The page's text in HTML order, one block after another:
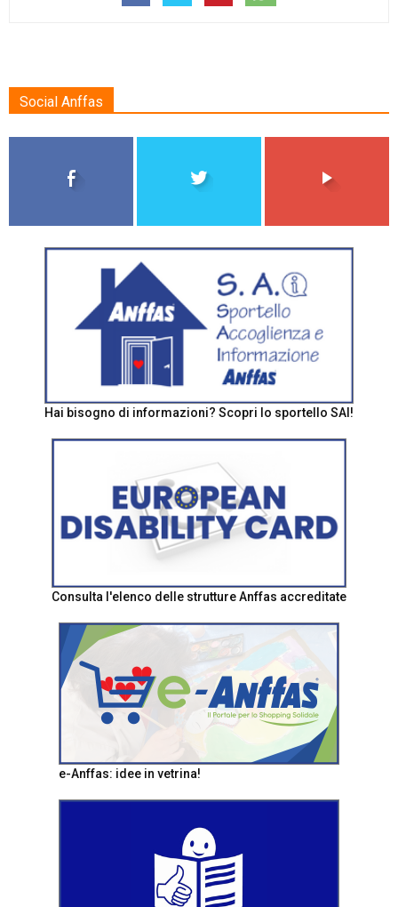
Social Anffas
Hai bisogno di informazioni? Scopri lo sportello SAI!
Consulta l'elenco delle strutture Anffas accreditate
e-Anffas: idee in vetrina!